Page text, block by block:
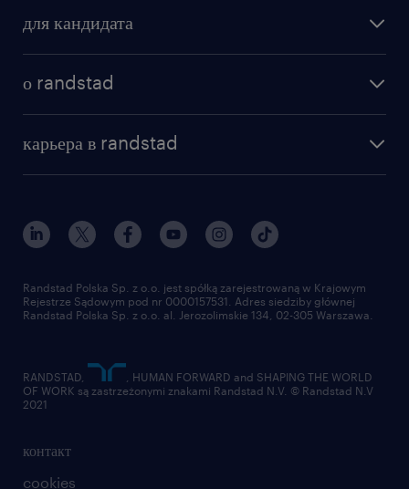
бонусы для работников
для кандидата
о randstad
институт исследований randstad
для медиа
для поставщиков
карьера в randstad
наш мир
работа в randstad
отправить резюме
контакт
cookies
Randstad Polska Sp. z o.o. jest spółką zarejestrowaną w Krajowym
Rejestrze Sądowym pod nr 0000157531. Adres siedziby głównej
Randstad Polska Sp. z o.o. al. Jerozolimskie 134, 02-305 Warszawa.
RANDSTAD,
, HUMAN FORWARD and SHAPING THE WORLD
OF WORK są zastrzeżonymi znakami Randstad N.V. © Randstad N.V
2021